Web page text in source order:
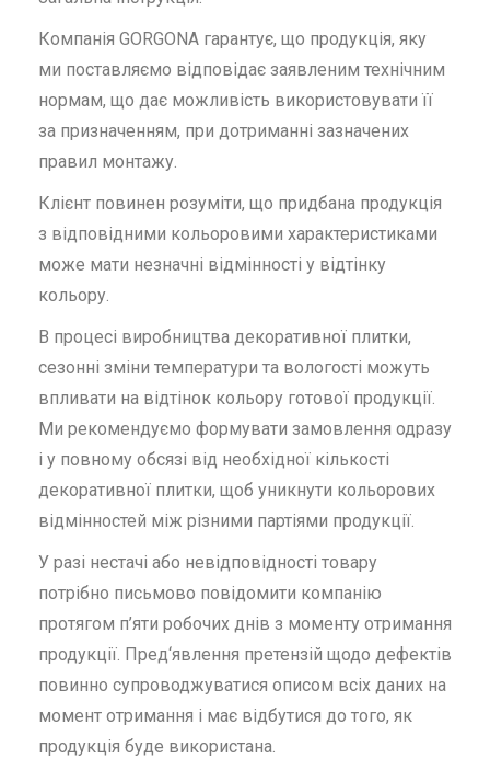
Компанія GORGONA гарантує, що продукція, яку
ми поставляємо відповідає заявленим технічним
нормам, що дає можливість використовувати її
за призначенням, при дотриманні зазначених
правил монтажу.
Клієнт повинен розуміти, що придбана продукція
з відповідними кольоровими характеристиками
може мати незначні відмінності у відтінку
кольору.
В процесі виробництва декоративної плитки,
сезонні зміни температури та вологості можуть
впливати на відтінок кольору готової продукції.
Ми рекомендуємо формувати замовлення одразу
і у повному обсязі від необхідної кількості
декоративної плитки, щоб уникнути кольорових
відмінностей між різними партіями продукції.
У разі нестачі або невідповідності товару
потрібно письмово повідомити компанію
протягом п’яти робочих днів з моменту отримання
продукції. Пред‘явлення претензій щодо дефектів
повинно супроводжуватися описом всіх даних на
момент отримання і має відбутися до того, як
продукція буде використана.